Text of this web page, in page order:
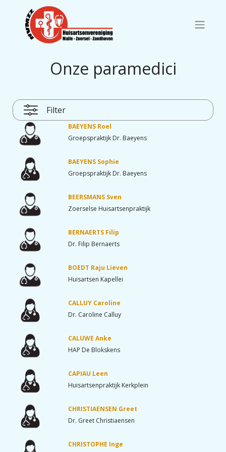
Onze paramedici
Filter
BAEYENS Roel
Groepspraktijk Dr. Baeyens
BAEYENS Sophie
Groepspraktijk Dr. Baeyens
BEERSMANS Sven
Zoerselse Huisartsenpraktijk
BERNAERTS Filip
Dr. Filip Bernaerts
BOEDT Raju Lieven
Huisartsen Kapellei
CALLUY Caroline
Dr. Caroline Calluy
CALUWE Anke
HAP De Blokskens
CAPIAU Leen
Huisartsenpraktijk Kerkplein
CHRISTIAENSEN Greet
Dr. Greet Christiaensen
CHRISTOPHE Inge